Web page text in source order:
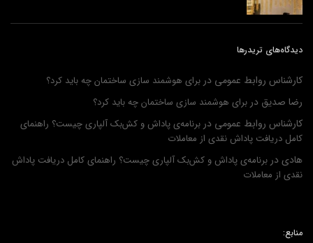
دیدگاه‌های تریدرها
کارشناس روابط عمومی در برای هوشمند سازی ساختمان چه باید کرد؟
رضا صدیق در برای هوشمند سازی ساختمان چه باید کرد؟
کارشناس روابط عمومی در برنامه‌ی پاداش و کش‌بک آلپاری چیست؟ راهنمای
کامل دریافت پاداش نقدی از معاملات
هادی در برنامه‌ی پاداش و کش‌بک آلپاری چیست؟ راهنمای کامل دریافت پاداش
نقدی از معاملات
منابع: